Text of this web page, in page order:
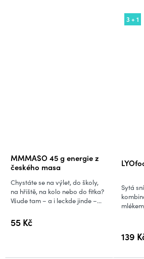
MMMASO 45 g energie z
českého masa
hodnocení
produktu
je
5,0
5
55 Kč
Chystáte se na výlet, do školy,
na hřiště, na kolo nebo do fitka?
Všude tam – a i leckde jinde –...
3 + 1
139
Sytá